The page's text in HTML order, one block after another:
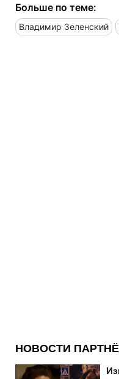
Больше по теме:
Владимир Зеленский